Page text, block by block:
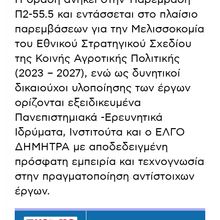
Π2-55.5 και εντάσσεται στο πλαίσιο
παρεμβάσεων για την Μελισσοκομία
του Εθνικού Στρατηγικού Σχεδίου
της Κοινής Αγροτικής Πολιτικής
(2023 – 2027), ενώ ως δυνητικοί
δικαιούχοι υλοποίησης των έργων
ορίζονται εξειδικευμένα
Πανεπιστημιακά -Ερευνητικά
Ιδρύματα, Ινστιτούτα και ο ΕΛΓΟ
ΔΗΜΗΤΡΑ με αποδεδειγμένη
πρόσφατη εμπειρία και τεχνογνωσία
στην πραγματοποίηση αντίστοιχων
έργων.